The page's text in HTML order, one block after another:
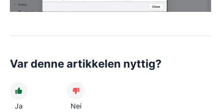
Var denne artikkelen nyttig?
Ja Nei